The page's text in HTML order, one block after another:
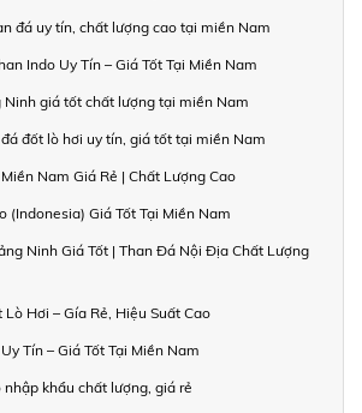
đá uy tín, chất lượng cao tại miền Nam
Indo Uy Tín – Giá Tốt Tại Miền Nam
Ninh giá tốt chất lượng tại miền Nam
đốt lò hơi uy tín, giá tốt tại miền Nam
Nam Giá Rẻ | Chất Lượng Cao
(Indonesia) Giá Tốt Tại Miền Nam
Ninh Giá Tốt | Than Đá Nội Địa Chất Lượng
Hơi – Gía Rẻ, Hiệu Suất Cao
Tín – Giá Tốt Tại Miền Nam
khẩu chất lượng, giá rẻ